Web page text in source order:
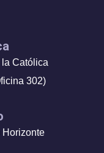
la Católica
302)
Horizonte